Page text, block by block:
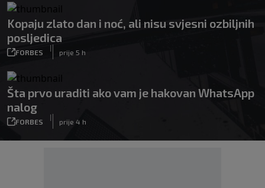
Kopaju zlato dan i noć, ali nisu svjesni ozbiljnih
posljedica
FORBES
|
prije 5 h
Šta prvo uraditi ako vam je hakovan WhatsApp
nalog
FORBES
|
prije 4 h